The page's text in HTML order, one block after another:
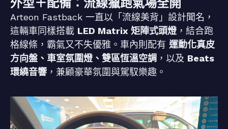
外型＋配備：流線獵跑氣場全開
Arteon Fastback 一直以「流線美背」設計聞名，
這輛車同樣搭載 LED Matrix 矩陣式頭燈，結合跑
格線條，霸氣又不失優雅。車內則配有 運動化真皮
方向盤、車室氛圍燈、雙區恆溫空調 ，以及 Beats
環繞音響 ，兼顧豪華氛圍與駕馭樂趣。